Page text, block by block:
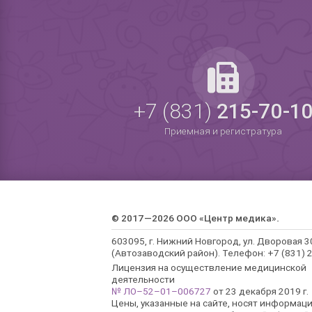
+7 (831) 215-70-10
Приемная и регистратура
© 2017—2026 ООО «Центр медика».
603095, г. Нижний Новгород, ул. Дворовая
(Автозаводский район). Телефон: +7 (831)
Лицензия на осуществление медицинской
деятельности
№ ЛО–52–01–006727 от 23 декабря 2019 г.
Цены, указанные на сайте, носят